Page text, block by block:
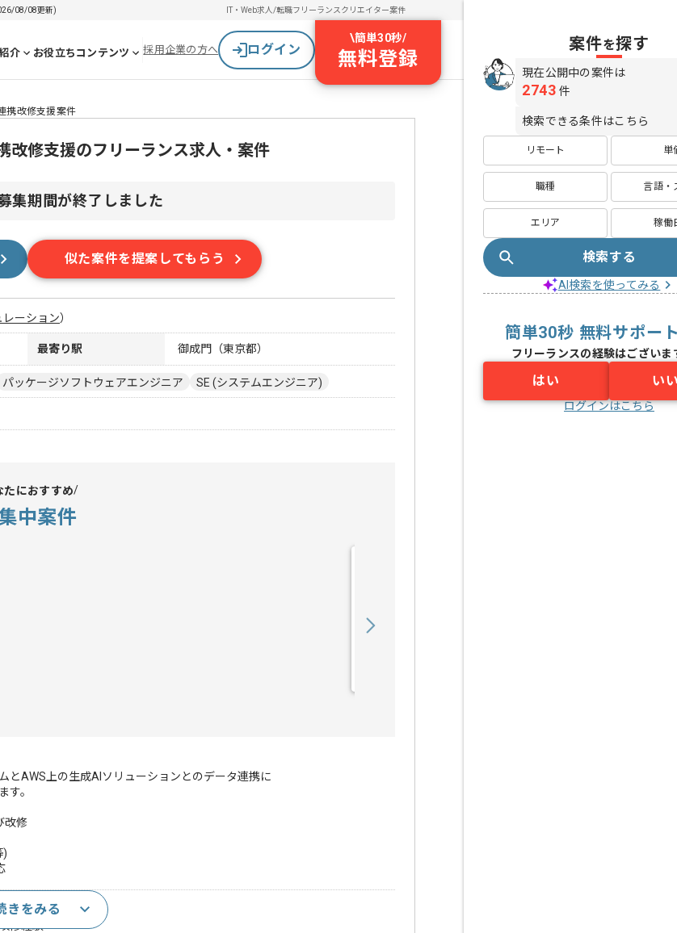
08/08更新) IT・Web求人/転職フリーランスクリエイター案件
介 お役立ちコンテンツ 採用企業の方へ ログイン
\簡単30秒/
無料登録
携改修支援案件
改修支援のフリーランス求人・案件
集期間が終了しました
似た案件を提案してもらう
レーション）
最寄り駅 御成門（東京都）
パッケージソフトウェアエンジニア SE (システムエンジニア)
たにおすすめ
中案件
とAWS上の生成AIソリューションとのデータ連携に
す。
改修
)
修経験
きをみる
案件を探す
現在公開中の案件は
2743 件
検索できる条件はこちら
リモート 単
職種 言語・
エリア 稼働
検索する
AI検索を使ってみる
簡単30秒 無料サポー
フリーランスの経験はございま
はい い
ログインはこちら